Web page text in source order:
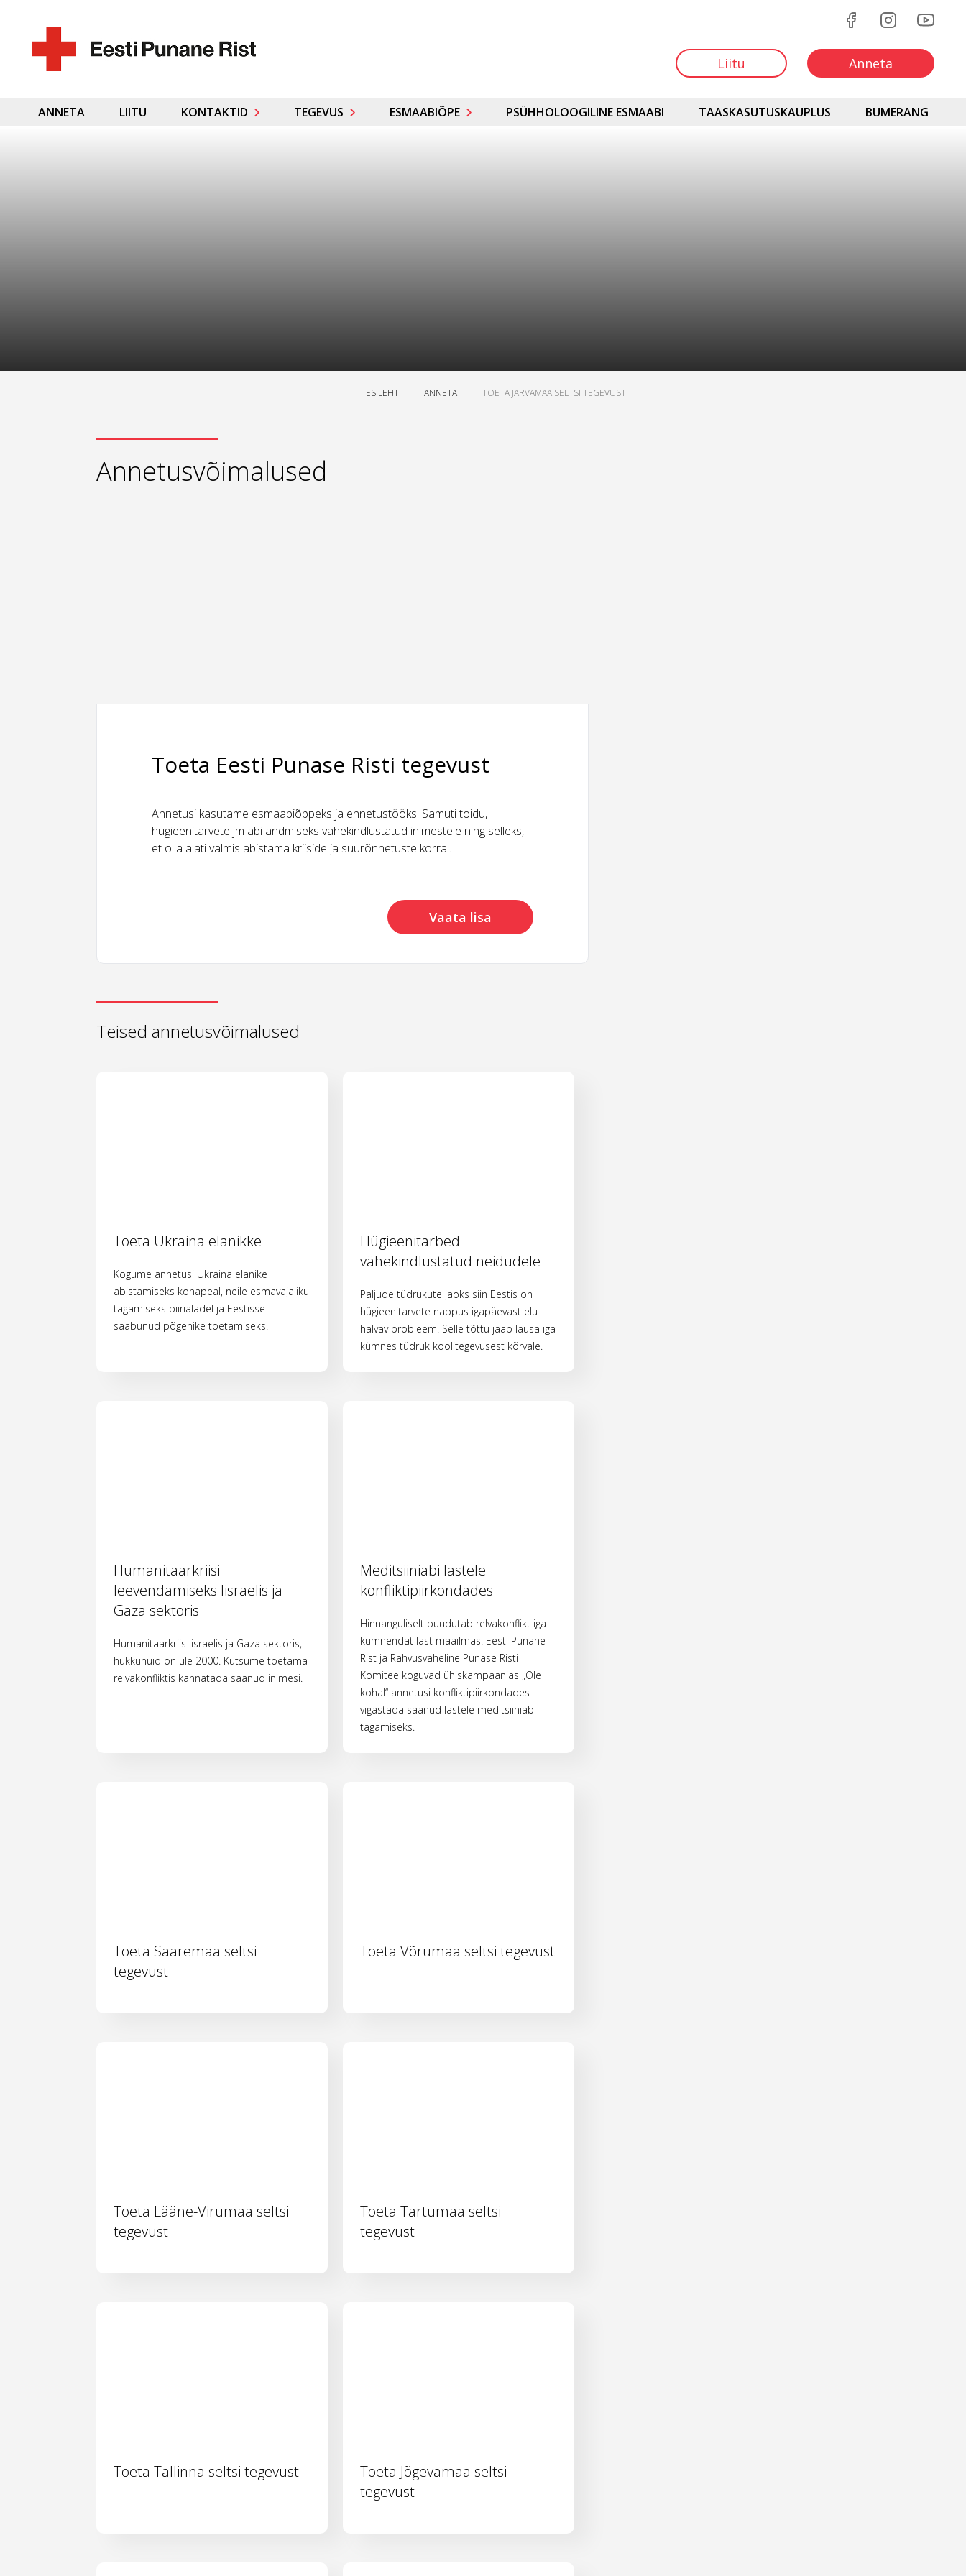
Liitu Anneta
ANNETA LIITU KONTAKTID TEGEVUS ESMAABIÕPE PSÜHHOLOOGILINE ESMAABI TAASKASUTUSKAUPLUS BUMERANG
ESILEHT ANNETA TOETA JARVAMAA SELTSI TEGEVUST
Annetusvõimalused
Toeta Eesti Punase Risti tegevust
Annetusi kasutame esmaabiõppeks ja ennetustööks. Samuti toidu,
hügieenitarvete jm abi andmiseks vähekindlustatud inimestele ning selleks,
et olla alati valmis abistama kriiside ja suurõnnetuste korral.
Vaata lisa
Teised annetusvõimalused
Toeta Ukraina elanikke
Kogume annetusi Ukraina elanike
abistamiseks kohapeal, neile esmavajaliku
tagamiseks piirialadel ja Eestisse
saabunud põgenike toetamiseks.
Hügieenitarbed
vähekindlustatud neidudele
Paljude tüdrukute jaoks siin Eestis on
hügieenitarvete nappus igapäevast elu
halvav probleem. Selle tõttu jääb lausa iga
kümnes tüdruk koolitegevusest kõrvale.
Humanitaarkriisi
leevendamiseks Iisraelis ja
Gaza sektoris
Humanitaarkriis Iisraelis ja Gaza sektoris,
hukkunuid on üle 2000. Kutsume toetama
relvakonfliktis kannatada saanud inimesi.
Meditsiiniabi lastele
konfliktipiirkondades
Hinnanguliselt puudutab relvakonflikt iga
kümnendat last maailmas. Eesti Punane
Rist ja Rahvusvaheline Punase Risti
Komitee koguvad ühiskampaanias „Ole
kohal“ annetusi konfliktipiirkondades
vigastada saanud lastele meditsiiniabi
tagamiseks.
Toeta Saaremaa seltsi
tegevust
Toeta Võrumaa seltsi tegevust
Toeta Lääne-Virumaa seltsi
tegevust
Toeta Tartumaa seltsi
tegevust
Toeta Tallinna seltsi tegevust
Toeta Jõgevamaa seltsi
tegevust